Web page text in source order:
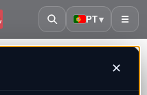
PT▾ ☰
✕